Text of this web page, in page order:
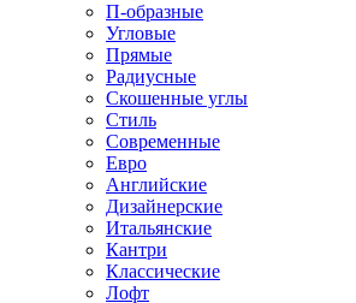
П-образные
Угловые
Прямые
Радиусные
Скошенные углы
Стиль
Современные
Евро
Английские
Дизайнерские
Итальянские
Кантри
Классические
Лофт